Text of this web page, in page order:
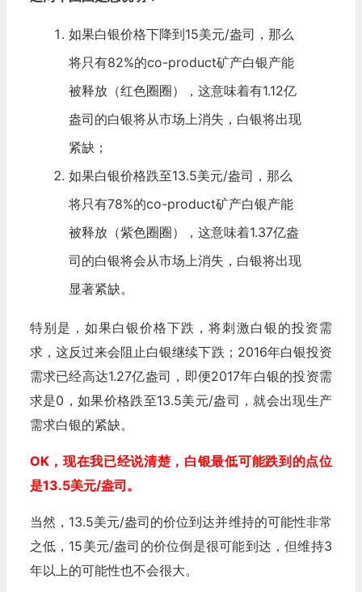
如果白银价格下降到15美元/盎司，那么
将只有82%的co-product矿产白银产能
被释放（红色圈圈），这意味着有1.12亿
盎司的白银将从市场上消失，白银将出现
紧缺；
如果白银价格跌至13.5美元/盎司，那么
将只有78%的co-product矿产白银产能
被释放（紫色圈圈），这意味着1.37亿盎
司的白银将会从市场上消失，白银将出现
显著紧缺。
特别是，如果白银价格下跌，将刺激白银的投资需
求，这反过来会阻止白银继续下跌；2016年白银投资
需求已经高达1.27亿盎司，即便2017年白银的投资需
求是0，如果价格跌至13.5美元/盎司，就会出现生产
需求白银的紧缺。
OK，现在我已经说清楚，白银最低可能跌到的点位
是13.5美元/盎司。
当然，13.5美元/盎司的价位到达并维持的可能性非常
之低，15美元/盎司的价位倒是很可能到达，但维持3
年以上的可能性也不会很大。